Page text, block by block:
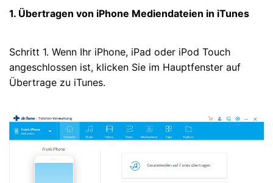
1. Übertragen von iPhone Mediendateien in iTunes
Schritt 1. Wenn Ihr iPhone, iPad oder iPod Touch
angeschlossen ist, klicken Sie im Hauptfenster auf
Übertrage zu iTunes.